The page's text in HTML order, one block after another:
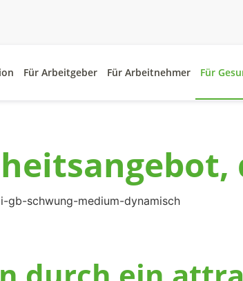
Für Arbeitgeber Für Arbeitnehmer Für